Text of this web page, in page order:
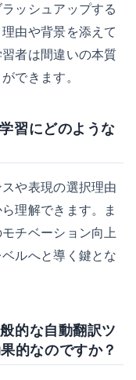
ッシュアップする
由や背景を添えて
者は間違いの本質
できます。
習にどのような
や表現の選択理由
理解できます。ま
チベーション向上
ルへと導く鍵とな
的な自動翻訳ツ
的なのですか？